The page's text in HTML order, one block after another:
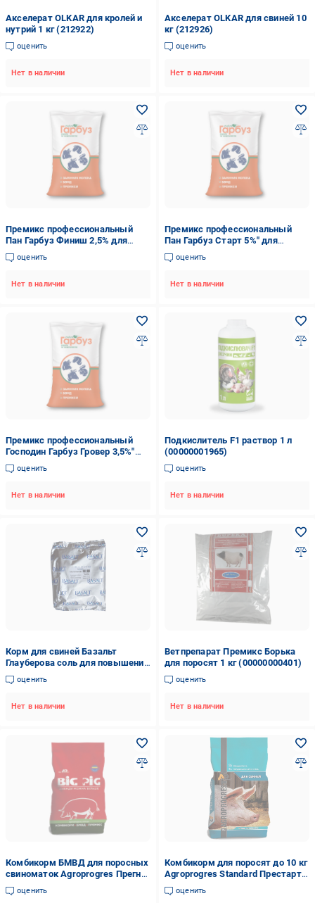
Акселерат OLKAR для кролей и
нутрий 1 кг (212922)
оценить
Нет в наличии
Акселерат OLKAR для свиней 10
кг (212926)
оценить
Нет в наличии
Премикс профессиональный
Пан Гарбуз Финиш 2,5% для
свиней от 60 кг 25 кг (35472459)
оценить
Нет в наличии
Премикс профессиональный
Пан Гарбуз Старт 5%" для
поросят 10-30 кг 25 кг
(35472468)
оценить
Нет в наличии
Премикс профессиональный
Господин Гарбуз Гровер 3,5%"
для поросят 30-60 кг 25 кг
(35472469)
оценить
Нет в наличии
Подкислитель F1 раствор 1 л
(00000001965)
оценить
Нет в наличии
Корм для свиней Базальт
Глауберова соль для повышения
аппетита и улучшения
пищеварения 1 кг (00000007134)
оценить
Нет в наличии
Ветпрепарат Премикс Борька
для поросят 1 кг (00000000401)
оценить
Нет в наличии
Комбикорм БМВД для поросных
свиноматок Agroprogres Прегна
10% 25 кг (1880241318)
оценить
Комбикорм для поросят до 10 кг
Agroprogres Standard Престарт
100% 25 кг (1744028568)
оценить